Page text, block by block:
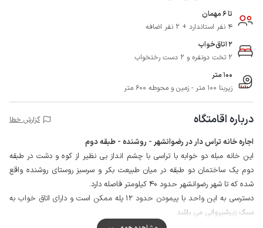
تا 6 مهمان
4 نفر استاندارد + 2 نفر اضافه
2 اتاق‌خواب
2 تخت دونفره و 2 دست رختخواب
100 متر
زیربنا 100 متر - زمین و محوطه 600 متر
درباره اقامتگاه گزارش خطا
اجاره خانه تراس دار در رضوانشهر - روشنده - طبقه دوم
این خانه مبله دو خوابه با تراسی با چشم انداز بی نظیر از کوه و دشت در طبقه
دوم یک ساختمان دو طبقه در میان طبیعت بکر و سرسبز روستای روشنده واقع
شده که تا شهر رضوانشهر حدود 40 کیلومتر فاصله دارد.
دسترسی به این واحد با پیمودن حدود 12 پله ممکن است و دارای اتاق خواب به
سبک زیرشیروانی می باشد.